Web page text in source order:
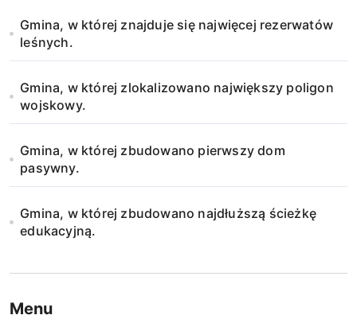
s
u
Gmina, w której znajduje się najwięcej rezerwatów
leśnych.
Gmina, w której zlokalizowano największy poligon
wojskowy.
Gmina, w której zbudowano pierwszy dom
pasywny.
Gmina, w której zbudowano najdłuższą ścieżkę
edukacyjną.
Menu